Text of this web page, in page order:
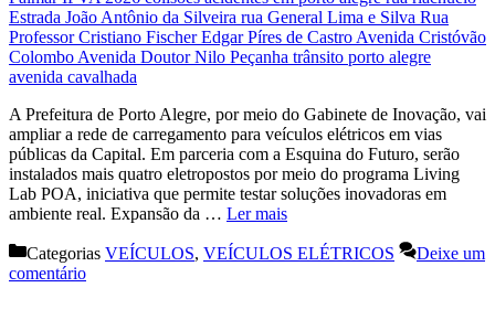
A Prefeitura de Porto Alegre, por meio do Gabinete de Inovação, vai
ampliar a rede de carregamento para veículos elétricos em vias
públicas da Capital. Em parceria com a Esquina do Futuro, serão
instalados mais quatro eletropostos por meio do programa Living
Lab POA, iniciativa que permite testar soluções inovadoras em
ambiente real. Expansão da … Ler mais
Categorias VEÍCULOS, VEÍCULOS ELÉTRICOS
Deixe um
comentário